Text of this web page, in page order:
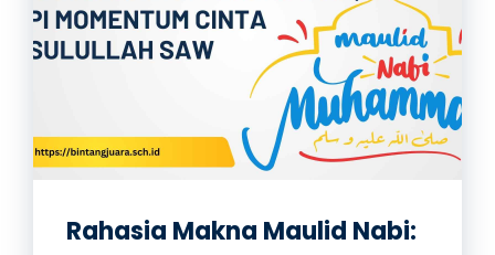
Rahasia Makna Maulid Nabi: